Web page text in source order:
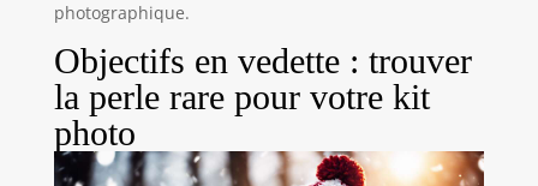
photographique.
Objectifs en vedette : trouver
la perle rare pour votre kit
photo